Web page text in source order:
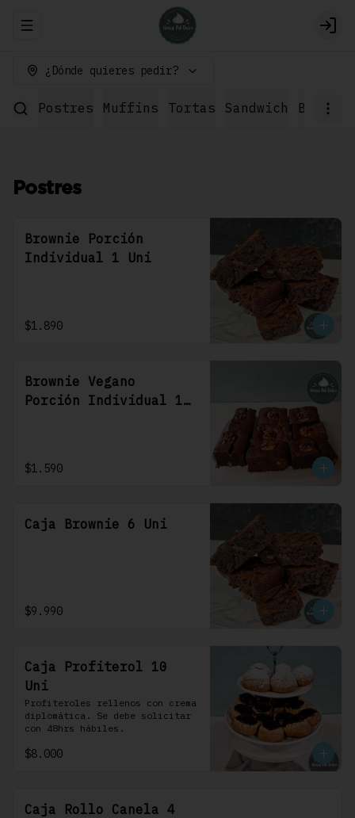
Abrir menu de navegación
¿Dónde quieres pedir?
Postres Muffins Tortas Sandwich
Postres
Brownie Porción
Individual 1 Uni
$1.890
Brownie Vegano
Porción Individual 1
$1.590
Caja Brownie 6 Uni
$9.990
Caja Profiterol 10
Uni
Profiteroles rellenos con crema
diplomática. Se debe solicitar
con 48hrs hábiles.
$8.000
Caja Rollo Canela 4